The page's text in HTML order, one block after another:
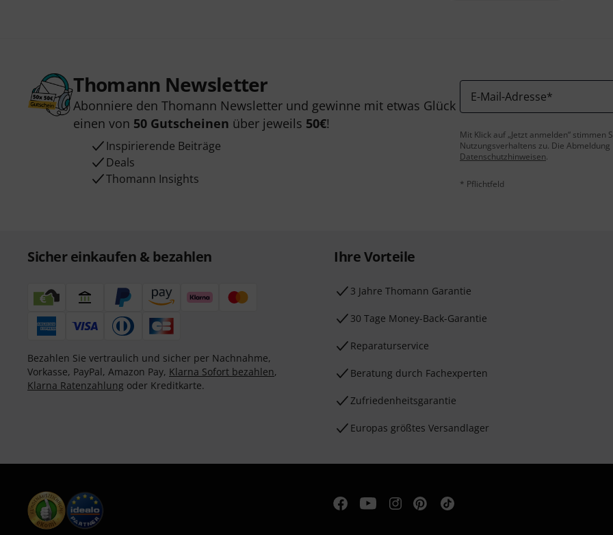
Thomann Newsletter
Abonniere den Thomann Newsletter und gewinne mit etwas Glück
einen von 50 Gutscheinen über jeweils 50€!
Inspirierende Beiträge
Deals
Thomann Insights
E-Mail-Adresse*
Mit Klick auf „Jetzt anmelden“
Nutzungsverhaltens zu. Die
Datenschutzhinweisen.
* Pflichtfeld
Sicher einkaufen & bezahlen
Bezahlen Sie vertraulich und sicher per Nachnahme,
Vorkasse, PayPal, Amazon Pay, Klarna Sofort bezahlen,
Klarna Ratenzahlung oder Kreditkarte.
Ihre Vorteile
3 Jahre Thomann Garantie
30 Tage Money-Back-Garantie
Reparaturservice
Beratung durch Fachexperten
Zufriedenheitsgarantie
Europas größtes Versandlager